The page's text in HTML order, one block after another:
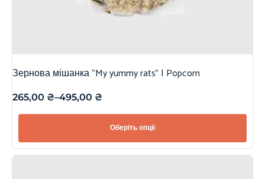
Зернова мішанка “My yummy rats” | Popcorn
265,00 ₴–495,00 ₴
Оберіть опції